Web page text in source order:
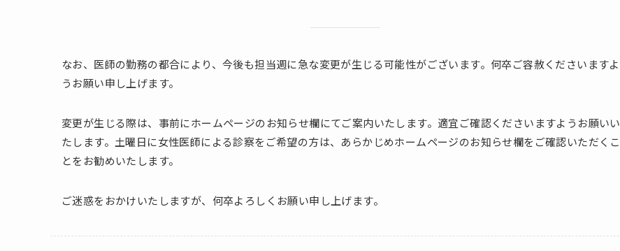
なお、医師の勤務の都合により、今後も担当週に急な変更が生じる可能性がございます。何卒ご容赦くださいますよ
うお願い申し上げます。
変更が生じる際は、事前にホームページのお知らせ欄にてご案内いたします。適宜ご確認くださいますようお願いい
たします。土曜日に女性医師による診察をご希望の方は、あらかじめホームページのお知らせ欄をご確認いただくこ
とをお勧めいたします。
ご迷惑をおかけいたしますが、何卒よろしくお願い申し上げます。